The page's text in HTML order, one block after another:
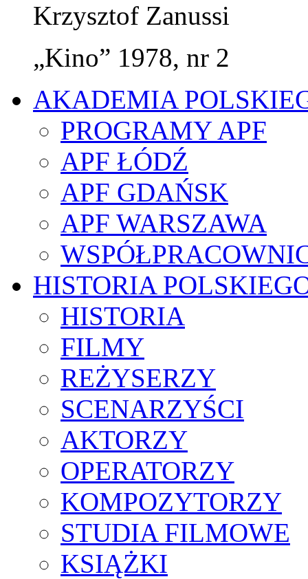
Krzysztof Zanussi
„Kino” 1978, nr 2
AKADEMIA
PROGRAMY APF
APF ŁÓDŹ
APF GDAŃSK
APF WARSZAWA
HISTORIA
HISTORIA
FILMY
REŻYSERZY
SCENARZYŚCI
AKTORZY
OPERATORZY
KOMPOZYTORZY
STUDIA FILMOWE
KSIĄŻKI